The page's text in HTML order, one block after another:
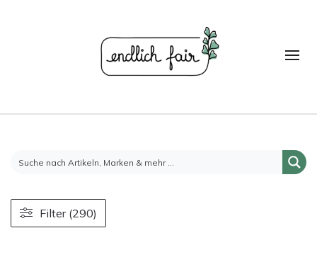
Filter (290)